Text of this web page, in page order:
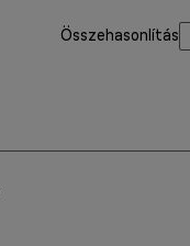
Összehasonlítás